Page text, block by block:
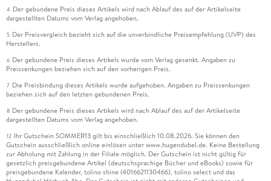
4 Der gebundene Preis dieses Artikels wird nach Ablauf des auf der Artikelseite
dargestellten Datums vom Verlag angehoben.
5 Der Preisvergleich bezieht sich auf die unverbindliche Preisempfehlung (UVP) des
Herstellers.
6 Der gebundene Preis dieses Artikels wurde vom Verlag gesenkt. Angaben zu
Preissenkungen beziehen sich auf den vorherigen Preis.
7 Die Preisbindung dieses Artikels wurde aufgehoben. Angaben zu Preissenkungen
beziehen sich auf den letzten gebundenen Preis.
8 Der gebundene Preis dieses Artikels wird nach Ablauf des auf der Artikelseite
dargestellten Datums vom Verlag angehoben.
12 Ihr Gutschein SOMMER13 gilt bis einschließlich 10.08.2026. Sie können den
Gutschein ausschließlich online einlösen unter www.hugendubel.de. Keine Bestellung
zur Abholung mit Zahlung in der Filiale möglich. Der Gutschein ist nicht gültig für
gesetzlich preisgebundene Artikel (deutschsprachige Bücher und eBooks) sowie für
preisgebundene Kalender, tolino shine (4016621130466), tolino select und das